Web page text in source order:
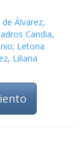
Álvarez,
Candia,
; Letona
Liliana